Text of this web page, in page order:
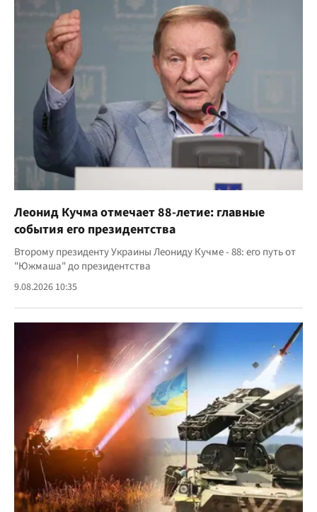
Леонид Кучма отмечает 88-летие: главные
события его президентства
Второму президенту Украины Леониду Кучме - 88: его путь от
"Южмаша" до президентства
9.08.2026 10:35